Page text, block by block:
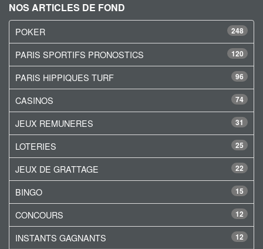
NOS ARTICLES DE FOND
248
POKER
120
PARIS SPORTIFS PRONOSTICS
96
PARIS HIPPIQUES TURF
74
CASINOS
31
JEUX REMUNERES
25
LOTERIES
22
JEUX DE GRATTAGE
15
BINGO
12
CONCOURS
12
INSTANTS GAGNANTS